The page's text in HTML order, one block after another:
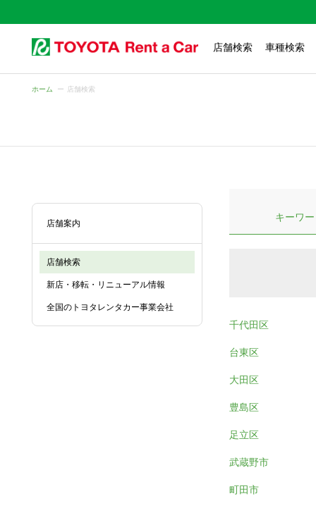
店舗検索 車種検索
ホーム 店舗検索
店舗案内
店舗検索
新店・移転・リニューアル情報
全国のトヨタレンタカー事業会社
キーワ
千代田区
台東区
大田区
豊島区
足立区
武蔵野市
町田市